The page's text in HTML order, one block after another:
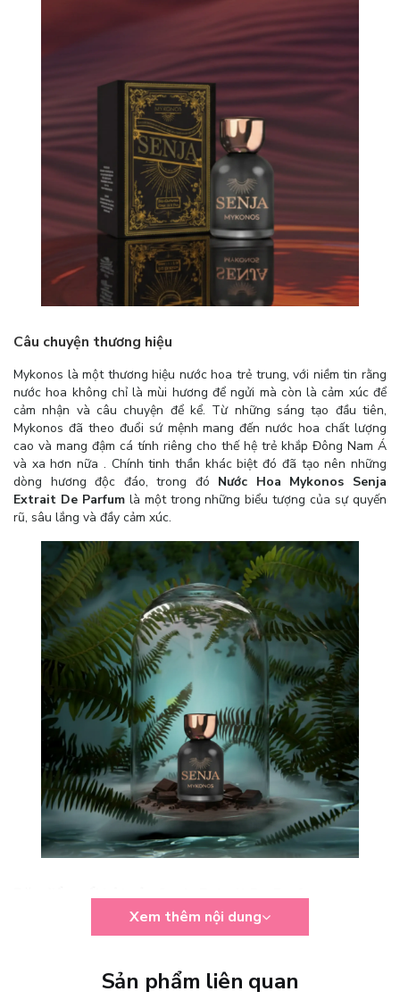
Câu chuyện thương hiệu
Mykonos là một thương hiệu nước hoa trẻ trung, với niềm tin rằng
nước hoa không chỉ là mùi hương để ngửi mà còn là cảm xúc để
cảm nhận và câu chuyện để kể. Từ những sáng tạo đầu tiên,
Mykonos đã theo đuổi sứ mệnh mang đến nước hoa chất lượng
cao và mang đậm cá tính riêng cho thế hệ trẻ khắp Đông Nam Á
và xa hơn nữa . Chính tinh thần khác biệt đó đã tạo nên những
dòng hương độc đáo, trong đó Nước Hoa Mykonos Senja
Extrait De Parfumlà một trong những biểu tượng của sự quyến
rũ, sâu lắng và đầy cảm xúc.
Đặc điểm nổi bật của Senja Extrait De Parfum
Không chỉ dừng lại ở một mùi hương đơn thuần, Mykonos Senja
kỹ lưỡng, giúp Senja trở thành lựa chọn lý tưởng cho những ai
Xem thêm nội dung
Sản phẩm liên quan